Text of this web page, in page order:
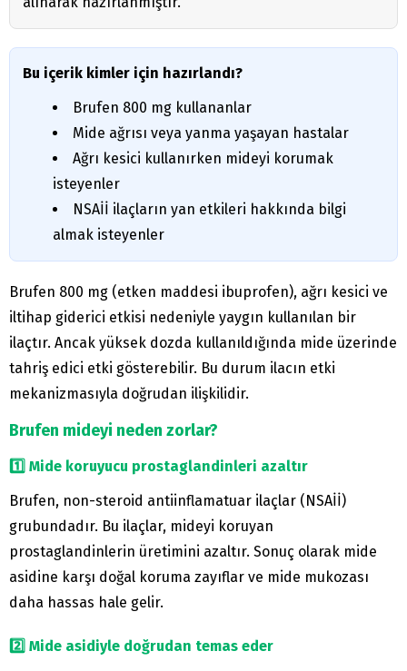
Bu içerik kimler için hazırlandı?
Brufen 800 mg kullananlar
Mide ağrısı veya yanma yaşayan hastalar
Ağrı kesici kullanırken mideyi korumak
isteyenler
NSAİİ ilaçların yan etkileri hakkında bilgi
almak isteyenler
Brufen 800 mg (etken maddesi ibuprofen), ağrı kesici ve
iltihap giderici etkisi nedeniyle yaygın kullanılan bir
ilaçtır. Ancak yüksek dozda kullanıldığında mide üzerinde
tahriş edici etki gösterebilir. Bu durum ilacın etki
mekanizmasıyla doğrudan ilişkilidir.
Brufen mideyi neden zorlar?
1️⃣ Mide koruyucu prostaglandinleri azaltır
Brufen, non-steroid antiinflamatuar ilaçlar (NSAİİ)
grubundadır. Bu ilaçlar, mideyi koruyan
prostaglandinlerin üretimini azaltır. Sonuç olarak mide
asidine karşı doğal koruma zayıflar ve mide mukozası
daha hassas hale gelir.
2️⃣ Mide asidiyle doğrudan temas eder